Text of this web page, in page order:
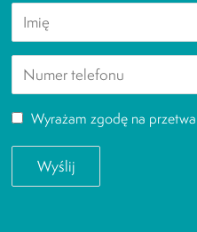
Wyrażam zgodę na